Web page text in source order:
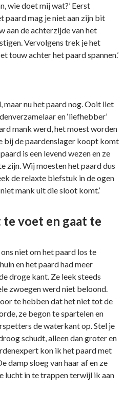
wie doet mij wat?’ Eerst
paard mag je niet aan zijn bit
aan de achterzijde van het
Vervolgens trek je het
touw achter het paard spannen.’
maar nu het paard nog. Ooit liet
en ‘liefhebber’
mank werd, het moest worden
bij de paardenslager koopt komt
is een levend wezen en ze
zijn. Wij moesten het paard dus
de relaxte biefstuk in de ogen
mank uit die sloot komt.’
voet en gaat te
niet om het paard los te
en het paard had meer
droge kant. Ze leek steeds
zwoegen werd niet beloond.
te hebben dat het niet tot de
ze begon te spartelen en
de waterkant op. Stel je
schudt, alleen dan groter en
kon ik het paard met
damp sloeg van haar af en ze
lucht in te trappen terwijl ik aan